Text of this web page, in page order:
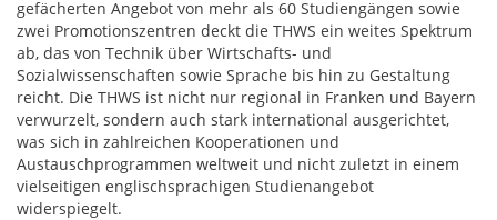
gefächerten Angebot von mehr als 60 Studiengängen sowie
zwei Promotionszentren deckt die THWS ein weites Spektrum
ab, das von Technik über Wirtschafts- und
Sozialwissenschaften sowie Sprache bis hin zu Gestaltung
reicht. Die THWS ist nicht nur regional in Franken und Bayern
verwurzelt, sondern auch stark international ausgerichtet,
was sich in zahlreichen Kooperationen und
Austauschprogrammen weltweit und nicht zuletzt in einem
vielseitigen englischsprachigen Studienangebot
widerspiegelt.